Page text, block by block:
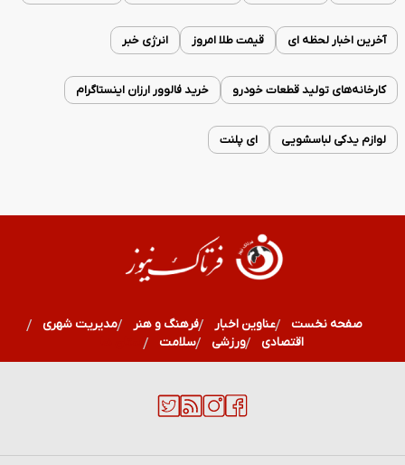
آخرین اخبار لحظه ای قیمت طلا امروز انرژی خبر
کارخانه‌های تولید قطعات خودرو خرید فالوور ارزان اینستاگرام
لوازم یدکی لباسشویی ای پلنت
صفحه نخست عناوین اخبار فرهنگ و هنر
مدیریت شهری
اقتصادی
ورزشی سلامت استان ها